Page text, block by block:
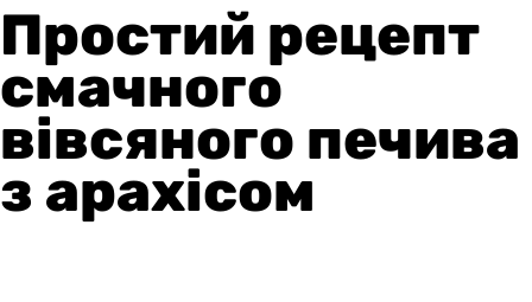
Простий рецепт
смачного
вівсяного печива
з арахісом